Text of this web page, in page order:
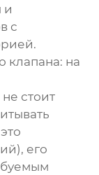
и
с
клапана: на
стоит
его